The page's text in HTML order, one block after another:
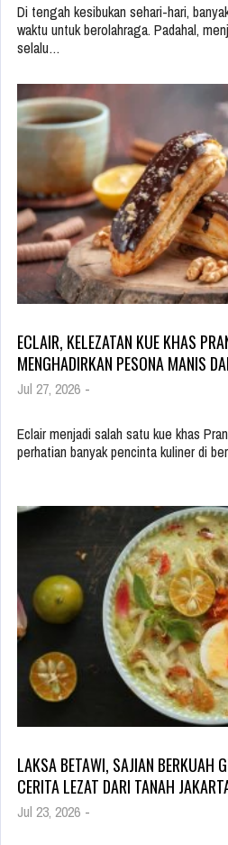
Di tengah kesibukan sehari-hari,
waktu untuk berolahraga. Padahal,
selalu…
ECLAIR, KELEZATAN KUE KHAS
MENGHADIRKAN PESONA MANIS
Jul 27, 2026 -
Eclair menjadi salah satu kue khas
perhatian banyak pencinta kuliner di
LAKSA BETAWI, SAJIAN BERKUAH
CERITA LEZAT DARI TANAH
Jul 23, 2026 -